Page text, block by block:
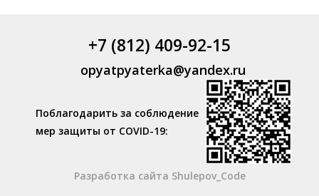
+7 (812) 409-92-15
opyatpyaterka@yandex.ru
Поблагодарить за соблюдение
мер защиты от COVID-19:
Разработка сайта Shulepov_Code